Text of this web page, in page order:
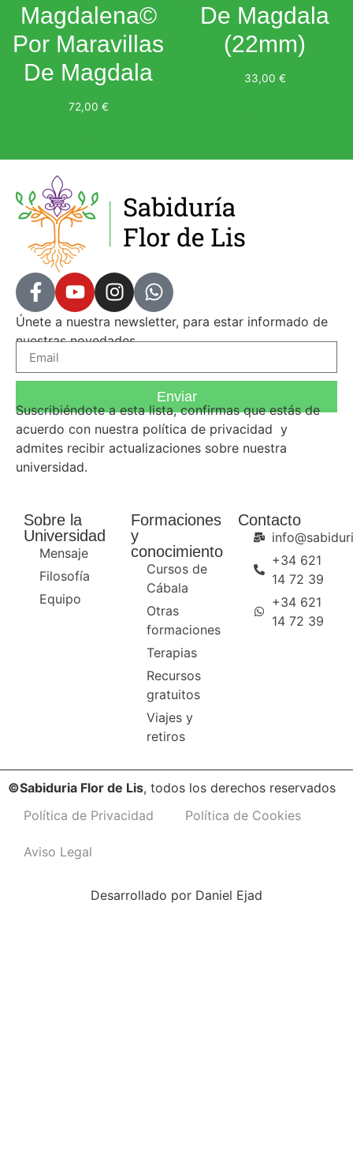
Magdalena©
Por Maravillas
De Magdala
72,00 €
De Magdala
(22mm)
33,00 €
Únete a nuestra newsletter, para estar informado de
nuestras novedades.
Enviar
Suscribiéndote a esta lista, confirmas que estás de
acuerdo con nuestra política de privacidad y
admites recibir actualizaciones sobre nuestra
universidad.
Sobre la
Universidad
Mensaje
Filosofía
Equipo
Formaciones
y
conocimiento
Cursos de
Cábala
Otras
formaciones
Terapias
Recursos
gratuitos
Viajes y
retiros
Contacto
+34 621
14 72 39
+34 621
14 72 39
©Sabiduria Flor de Lis, todos los derechos reservados
Política de Privacidad
Política de Cookies
Aviso Legal
Desarrollado por Daniel Ejad